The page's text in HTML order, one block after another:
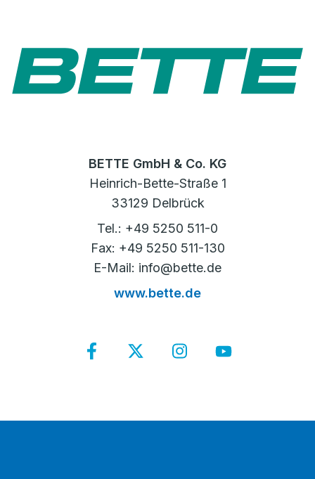
BETTE GmbH & Co. KG
Heinrich-Bette-Straße 1
33129 Delbrück
Tel.: +49 5250 511-0
Fax: +49 5250 511-130
E-Mail: info@bette.de
www.bette.de